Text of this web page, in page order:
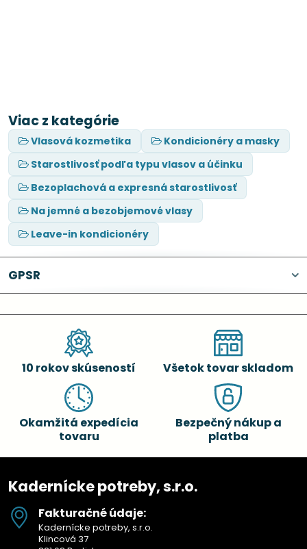
Viac z kategórie
Vlasová kozmetika
Kondicionéry a masky
Starostlivosť podľa typu vlasov a účinku
Bezoplachová a expresná starostlivosť
Na jemné a bezobjemové vlasy
Leave-in kondicionéry
GPSR
10 rokov skúseností Všetok tovar skladom
Okamžitá expedícia
tovaru
Bezpečný nákup a
platba
Kadernícke potreby, s.r.o.
Fakturačné údaje:
Kadernícke potreby, s.r.o.
Klincová 37